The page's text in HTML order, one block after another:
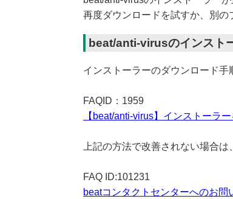
再度ダウンロードを試すか、別の
beat/anti-virusのインスト
インストーラーのダウンロード手
FAQID：1959
【beat/anti-virus】インストーラ
上記の方法で改善されない場合は
FAQ ID:101231
beatコンタクトセンターへのお問